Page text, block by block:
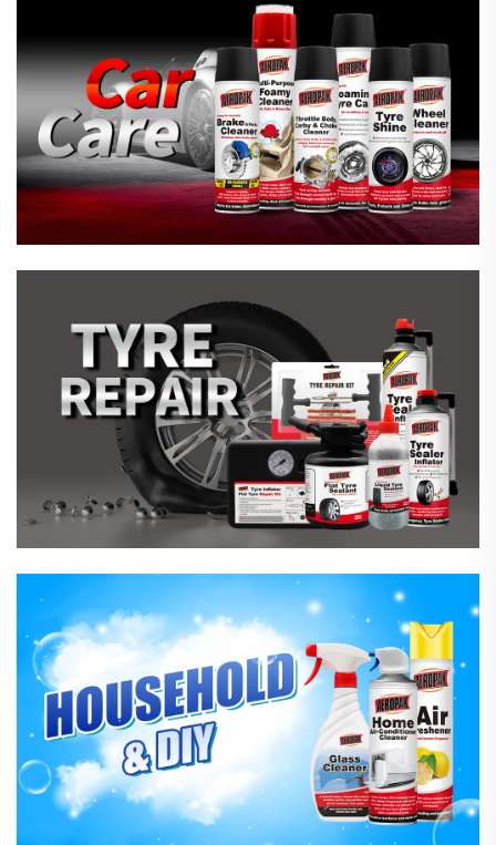
आपतकालीन टायर मर्मत
घरायसी संरक्षण उत्पादनहरू
हार्डवेयर र औद्योगिक उत्पादनहरू